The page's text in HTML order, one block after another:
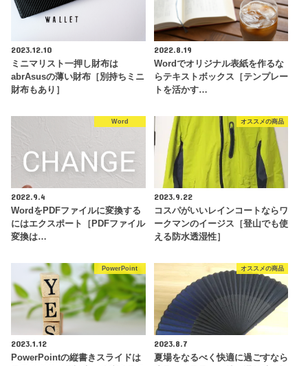
2023.12.10
ミニマリスト一押し財布は
abrAsusの薄い財布［別持ちミニ
財布もあり］
2022.8.19
Wordでオリジナル表紙を作るな
らテキストボックス［テンプレー
トを活かす…
Word
2022.9.4
WordをPDFファイルに変換する
にはエクスポート［PDFファイル
変換は…
オススメの商品
2023.9.22
コスパがいいレインコートならワ
ークマンのイージス［登山でも使
える防水透湿性］
PowerPoint
2023.1.12
PowerPointの縦書きスライドは
オススメの商品
2023.8.7
夏場をなるべく快適に過ごすなら